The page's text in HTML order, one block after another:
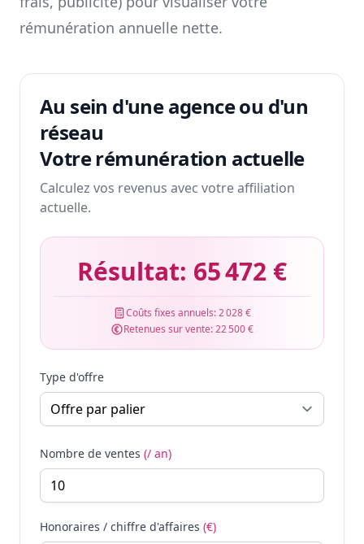
rémunération annuelle nette.
Au sein d'une agence ou d'un
réseau
Votre rémunération actuelle
Calculez vos revenus avec votre affiliation
actuelle.
Résultat: 65 472 €
Coûts fixes annuels:2 028 €
Retenues sur vente:22 500 €
Type d'offre
Nombre de ventes (/ an)
Honoraires / chiffre d'affaires (€)